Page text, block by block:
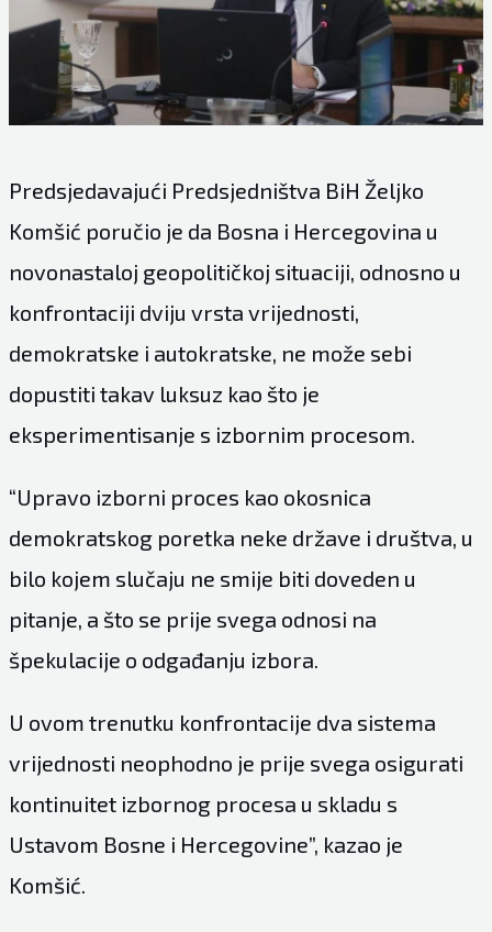
Predsjedavajući Predsjedništva BiH Željko
Komšić poručio je da Bosna i Hercegovina u
novonastaloj geopolitičkoj situaciji, odnosno u
konfrontaciji dviju vrsta vrijednosti,
demokratske i autokratske, ne može sebi
dopustiti takav luksuz kao što je
eksperimentisanje s izbornim procesom.
“Upravo izborni proces kao okosnica
demokratskog poretka neke države i društva, u
bilo kojem slučaju ne smije biti doveden u
pitanje, a što se prije svega odnosi na
špekulacije o odgađanju izbora.
U ovom trenutku konfrontacije dva sistema
vrijednosti neophodno je prije svega osigurati
kontinuitet izbornog procesa u skladu s
Ustavom Bosne i Hercegovine”, kazao je
Komšić.